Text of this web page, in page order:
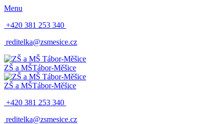
Menu
+420 381 253 340
reditelka@zsmesice.cz
ZŠ a MŠTábor-Měšice
ZŠ a MŠTábor-Měšice
+420 381 253 340
reditelka@zsmesice.cz